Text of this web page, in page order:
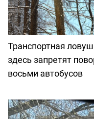
Транспортная
здесь запретят
восьми автобусов